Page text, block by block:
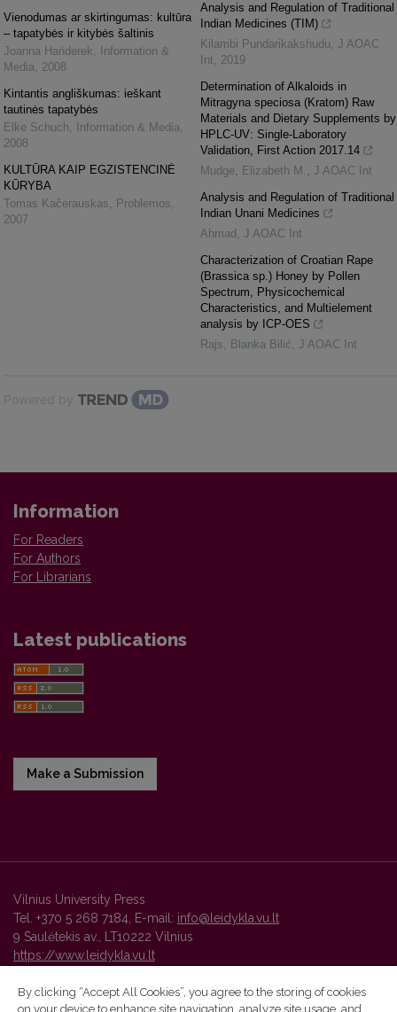
Vienodumas ar skirtingumas: kultūra
– tapatybės ir kitybės šaltinis
Joanna Hańderek,
Information &
Media, 2008
Kintantis angliškumas: ieškant
tautinės tapatybės
Elke Schuch, Information & Media,
2008
KULTŪRA KAIP EGZISTENCINĖ
KŪRYBA
Tomas Kačerauskas, Problemos,
2007
Analysis and Regulation of Traditional
Indian Medicines (TIM)
Kilambi Pundarikakshudu, J AOAC
Int, 2019
Determination of Alkaloids in
Mitragyna speciosa (Kratom) Raw
Materials and Dietary Supplements by
HPLC-UV: Single-Laboratory
Validation, First Action 2017.14
Mudge, Elizabeth M. , J AOAC Int
Analysis and Regulation of Traditional
Indian Unani Medicines
Ahmad , J AOAC Int
Characterization of Croatian Rape
(Brassica sp.) Honey by Pollen
Spectrum, Physicochemical
Characteristics, and Multielement
analysis by ICP-OES
Rajs, Blanka Bilić, J AOAC Int
Powered by
Information
For Readers
For Authors
For Librarians
Latest publications
Make a Submission
Vilnius University Press
Tel. +370 5 268 7184, E-mail: info@leidykla.vu.lt
9 Saulėtekis av., LT10222 Vilnius
https://www.leidykla.vu.lt
By clicking “Accept All Cookies”, you agree to the storing of cookies
on your device to enhance site navigation, analyze site usage, and